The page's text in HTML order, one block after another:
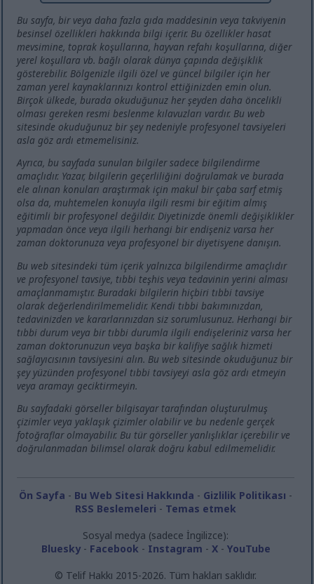
Bu sayfa, bir veya daha fazla gıda maddesinin veya takviyenin
besinsel özellikleri hakkında bilgi içerir. Bu özellikler hasat
mevsimine, toprak koşullarına, hayvan refahı koşullarına, diğer
yerel koşullara vb. bağlı olarak dünya çapında değişiklik
gösterebilir. Bölgenizle ilgili özel ve güncel bilgiler için her
zaman yerel kaynaklarınızı kontrol ettiğinizden emin olun.
Birçok ülkede, burada okuduğunuz her şeyden daha öncelikli
olması gereken resmi beslenme kılavuzları vardır. Bu web
sitesinde okuduğunuz bir şey nedeniyle profesyonel tavsiyeleri
asla göz ardı etmemelisiniz.
Ayrıca, bu sayfada sunulan bilgiler sadece bilgilendirme
amaçlıdır. Yazar, bilgilerin geçerliliğini doğrulamak ve burada
ele alınan konuları araştırmak için makul bir çaba sarf etmiş
olsa da, muhtemelen konuyla ilgili resmi bir eğitim almış
eğitimli bir profesyonel değildir. Diyetinizde önemli değişiklikler
yapmadan önce veya ilgili herhangi bir endişeniz varsa her
zaman doktorunuza veya profesyonel bir diyetisyene danışın.
Bu web sitesindeki tüm içerik yalnızca bilgilendirme amaçlıdır
ve profesyonel tavsiye, tıbbi teşhis veya tedavinin yerini alması
amaçlanmamıştır. Buradaki bilgilerin hiçbiri tıbbi tavsiye
olarak değerlendirilmemelidir. Kendi tıbbi bakımınızdan,
tedavinizden ve kararlarınızdan siz sorumlusunuz. Herhangi bir
tıbbi durum veya bir tıbbi durumla ilgili endişeleriniz varsa her
zaman doktorunuzun veya başka bir kalifiye sağlık hizmeti
sağlayıcısının tavsiyesini alın. Bu web sitesinde okuduğunuz bir
şey yüzünden profesyonel tıbbi tavsiyeyi asla göz ardı etmeyin
veya aramayı geciktirmeyin.
Bu sayfadaki görseller bilgisayar tarafından oluşturulmuş
çizimler veya yaklaşık çizimler olabilir ve bu nedenle gerçek
fotoğraflar olmayabilir. Bu tür görseller yanlışlıklar içerebilir ve
doğrulanmadan bilimsel olarak doğru kabul edilmemelidir.
Ön Sayfa - Bu Web Sitesi Hakkında - Gizlilik Politikası -
RSS Beslemeleri - Temas etmek
Sosyal medya (sadece İngilizce):
Bluesky- Facebook - Instagram - X- YouTube
© Telif Hakkı 2015-2026. Tüm hakları saklıdır.